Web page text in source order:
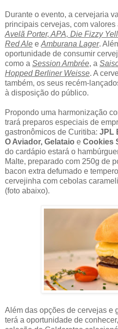
Durante o evento, a cervejaria
principais cervejas, com
Avelã Porter, APA, Die Fizzy
Red Ale e Amburana Lager.
oportunidade de consumir
como a Session Ambrée, a
Hopped Berliner Weisse. A
também, os seus recém-
à disposição do público.
Propondo uma harmonização
trará preparos especiais de
gastronômicos de Curitiba: JPL
O Aviador, Gelataio e Cookies
do cardápio estará o
Malte, preparado com 250g de
bacon extra defumado e
cervejinha com cebolas
(foto abaixo).
Além das opções de cervejas e
terá a oportunidade de